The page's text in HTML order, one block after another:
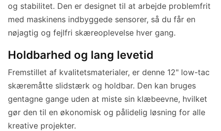
og stabilitet. Den er designet til at arbejde problemfrit
med maskinens indbyggede sensorer, så du får en
nøjagtig og fejlfri skæreoplevelse hver gang.
Holdbarhed og lang levetid
Fremstillet af kvalitetsmaterialer, er denne 12" low-tac
skæremåtte slidstærk og holdbar. Den kan bruges
gentagne gange uden at miste sin klæbeevne, hvilket
gør den til en økonomisk og pålidelig løsning for alle
kreative projekter.